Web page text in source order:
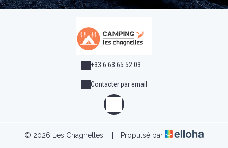
+33 6 63 65 52 03
Contacter par email
© 2026 Les Chagnelles Propulsé par